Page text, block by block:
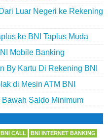
Luar Negeri ke Rekening
ke BNI Taplus Muda
Mobile Banking
By Kartu Di Rekening BNI
di Mesin ATM BNI
Saldo Minimum
BNI CALL
BNI INTERNET BANKING